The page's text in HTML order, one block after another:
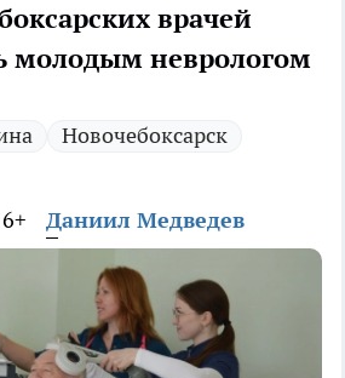
врачей
молодым неврологом
Новочебоксарск
Даниил Медведев